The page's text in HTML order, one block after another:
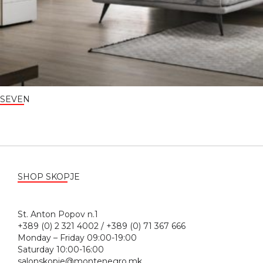
SEVEN
SHOP SKOPJE
St. Anton Popov n.1
+389 (0) 2 321 4002 / +389 (0) 71 367 666
Monday – Friday 09:00-19:00
Saturday 10:00-16:00